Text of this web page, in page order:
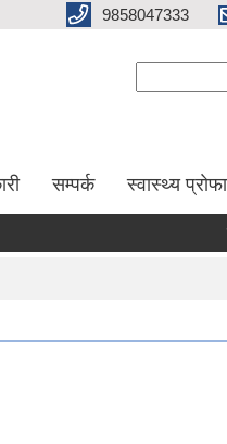
9858047333
सम्पर्क स्वास्थ्य